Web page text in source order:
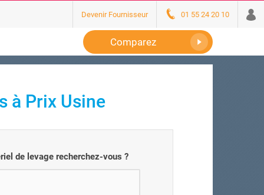
Devenir Fournisseur 01 55 24 20 10
Comparez
à Prix Usine
de levage recherchez-vous ?